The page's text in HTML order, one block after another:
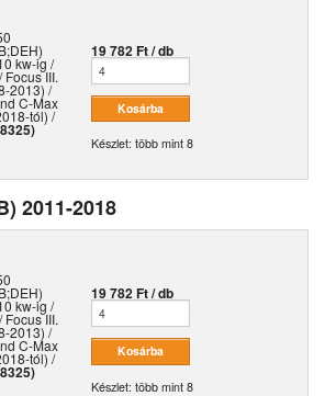
kw-ig /
III.
2013) /
C-Max
tól) /
19 782 Ft / db
Készlet: több mint 8
2011-2018
kw-ig /
Focus III.
2013) /
C-Max
tól) /
19 782 Ft / db
Készlet: több mint 8